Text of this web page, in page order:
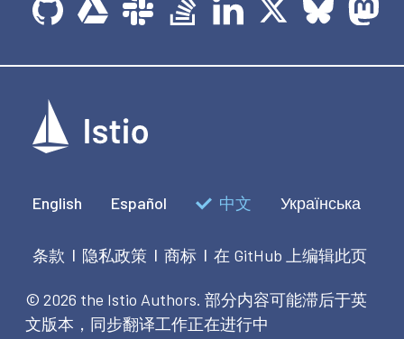
English Español 中文 Українська
条款 | 隐私政策 | 商标 | 在 GitHub 上编辑此页
© 2026 the Istio Authors. 部分内容可能滞后于英
文版本，同步翻译工作正在进行中